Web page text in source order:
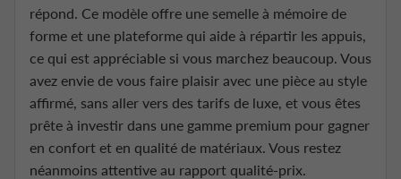
répond. Ce modèle offre une semelle à mémoire de
forme et une plateforme qui aide à répartir les appuis,
ce qui est appréciable si vous marchez beaucoup. Vous
avez envie de vous faire plaisir avec une pièce au style
affirmé, sans aller vers des tarifs de luxe, et vous êtes
prête à investir dans une gamme premium pour gagner
en confort et en qualité de matériaux. Vous restez
néanmoins attentive au rapport qualité-prix.